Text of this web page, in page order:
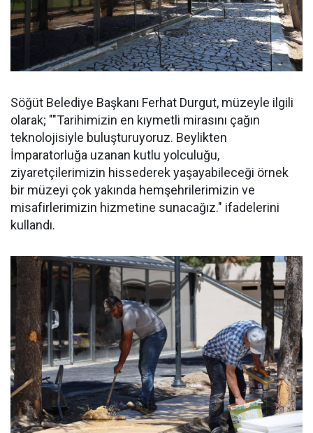
Söğüt Belediye Başkanı Ferhat Durgut, müzeyle ilgili
olarak; ""Tarihimizin en kıymetli mirasını çağın
teknolojisiyle buluşturuyoruz. Beylikten
İmparatorluğa uzanan kutlu yolculuğu,
ziyaretçilerimizin hissederek yaşayabileceği örnek
bir müzeyi çok yakında hemşehrilerimizin ve
misafirlerimizin hizmetine sunacağız." ifadelerini
kullandı.